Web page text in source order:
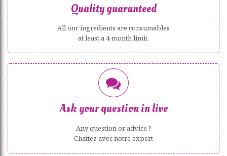
Quality guaranteed
All our ingredients are consumables
at least a 4-month limit.
Ask your question in live
Any question or advice ?
Chattez avec notre expert